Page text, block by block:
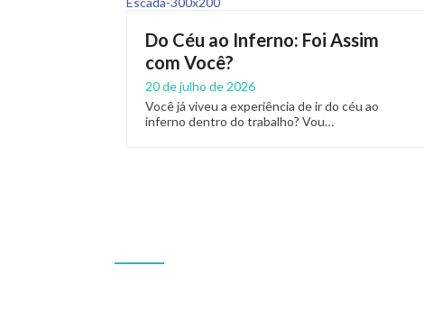
Do Céu ao Inferno: Foi Assim
com Você?
20 de julho de 2026
Você já viveu a experiência de ir do céu ao
inferno dentro do trabalho? Vou…